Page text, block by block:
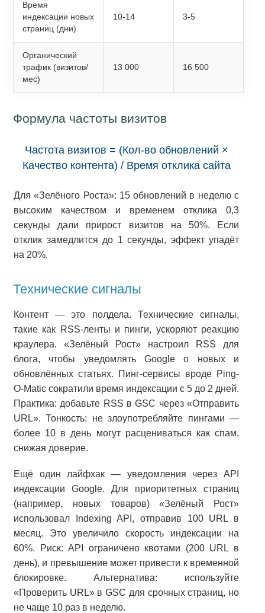
Время
индексации новых
страниц (дни)
10-14 3-5
Органический
трафик (визитов/
мес)
13 000 16 500
Формула частоты визитов
Частота визитов = (Кол-во обновлений ×
Качество контента) / Время отклика сайта
Для «Зелёного Роста»: 15 обновлений в неделю с
высоким качеством и временем отклика 0,3
секунды дали прирост визитов на 50%. Если
отклик замедлится до 1 секунды, эффект упадёт
на 20%.
Технические сигналы
Контент — это полдела. Технические сигналы,
такие как RSS-ленты и пинги, ускоряют реакцию
краулера. «Зелёный Рост» настроил RSS для
блога, чтобы уведомлять Google о новых и
обновлённых статьях. Пинг-сервисы вроде Ping-
O-Matic сократили время индексации с 5 до 2 дней.
Практика: добавьте RSS в GSC через «Отправить
URL». Тонкость: не злоупотребляйте пингами —
более 10 в день могут расцениваться как спам,
снижая доверие.
Ещё один лайфхак — уведомления через API
индексации Google. Для приоритетных страниц
(например, новых товаров) «Зелёный Рост»
использовал Indexing API, отправив 100 URL в
месяц. Это увеличило скорость индексации на
60%. Риск: API ограничено квотами (200 URL в
день), и превышение может привести к временной
блокировке. Альтернатива: используйте
«Проверить URL» в GSC для срочных страниц, но
не чаще 10 раз в неделю.